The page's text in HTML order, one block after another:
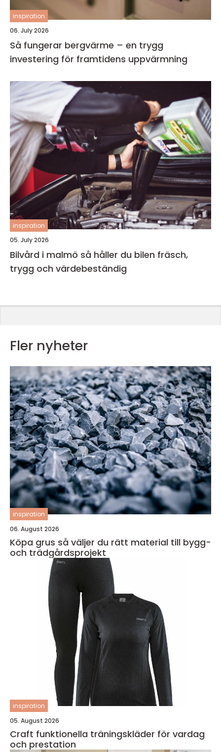
inspiration
06. July 2026
Så fungerar bergvärme – en trygg
investering för framtidens uppvärmning
inspiration
05. July 2026
Bilvård i malmö så håller du bilen fräsch,
trygg och värdebeständig
Fler nyheter
inspiration
06. August 2026
Köpa grus så väljer du rätt material till bygg-
och trädgårdsprojekt
inspiration
05. August 2026
Craft funktionella träningskläder för vardag
och prestation